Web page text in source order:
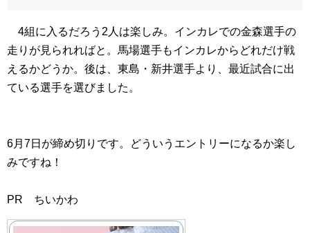
4組に入るだろう2人は楽しみ。インカレでの金森選手の
走りが見られればと。馬場選手もインカレからどれだけ戦
えるかどうか。後は、東島・新井選手より、最近試合に出
ている選手を選びました。
6月7日が締め切りです。どういうエントリーになるか楽し
みですね！
PR ちいかわ